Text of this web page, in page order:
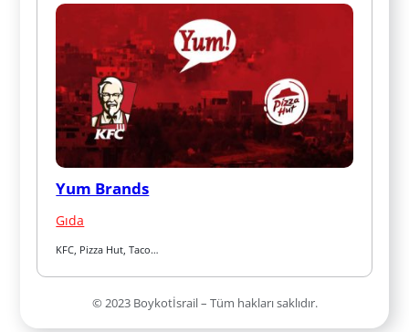
Yum Brands
Gıda
KFC, Pizza Hut, Taco…
© 2023 Boykotİsrail – Tüm hakları saklıdır.